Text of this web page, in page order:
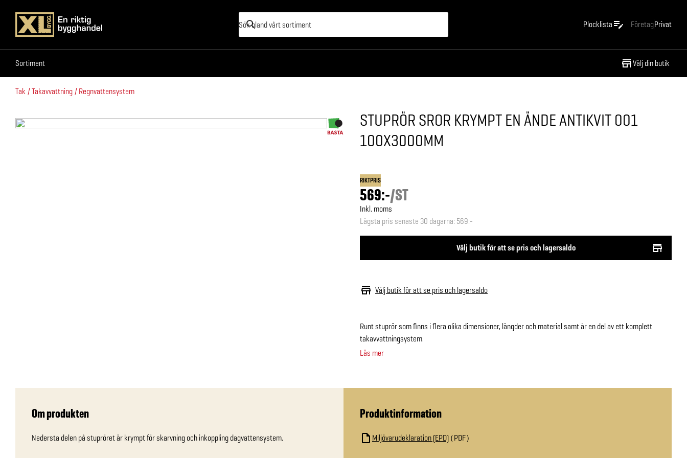
Plocklista FöretagPrivat
Sortiment Välj din butik
Sortiment
Tak Takavvattning Regnvattensystem
STUPRÖR SROR KRYMPT EN ÄNDE ANTIKVIT 001
100X3000MM
RIKTPRIS
569:-/ST
Inkl. moms
Lägsta pris senaste 30 dagarna: 569:-
Välj butik för att se pris och lagersaldo
Välj butik för att se pris och lagersaldo
Runt stuprör som finns i flera olika dimensioner, längder och material samt är en del av ett komplett
takavvattningsystem.
Läs mer
Om produkten
Nedersta delen på stupröret är krympt för skarvning och inkoppling dagvattensystem.
Produktinformation
Miljövarudeklaration (EPD) PDF